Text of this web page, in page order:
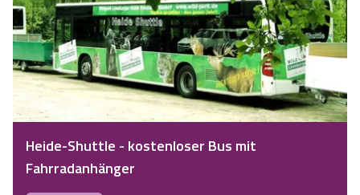
Heide-Shuttle - kostenloser Bus mit
Fahrradanhänger